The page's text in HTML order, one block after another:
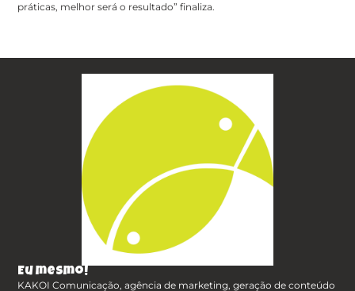
práticas, melhor será o resultado” finaliza.
Eu mesmo!
KAKOI Comunicação, agência de marketing, geração de conteúdo